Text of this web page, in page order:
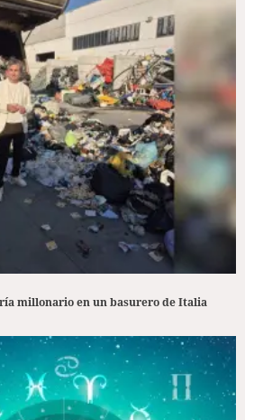
millonario en un basurero de Italia